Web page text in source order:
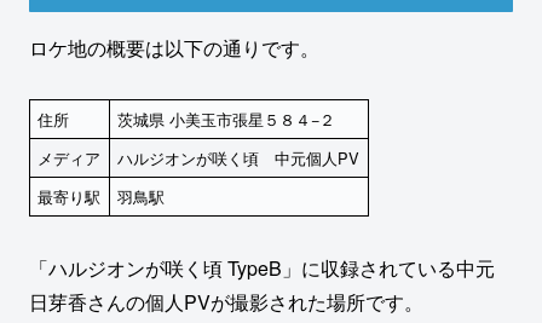
ロケ地の概要は以下の通りです。
住所
茨城県 小美玉市張星５８４−２
メディア
ハルジオンが咲く頃 中元個人PV
最寄り駅
羽鳥駅
「ハルジオンが咲く頃 TypeB」に収録されている中元
日芽香さんの個人PVが撮影された場所です。